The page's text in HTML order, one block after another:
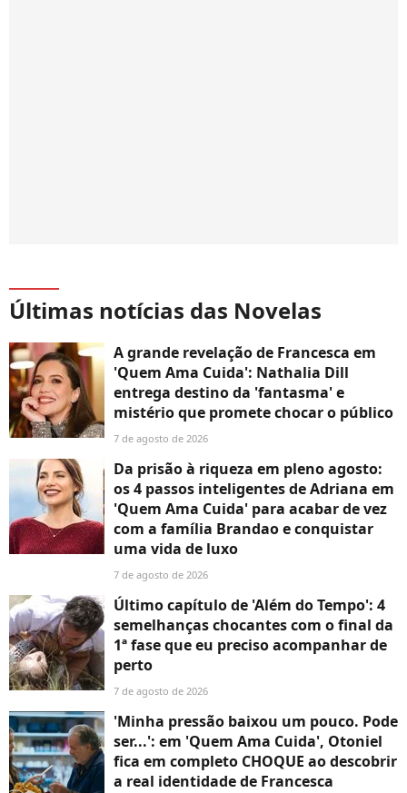
Últimas notícias das Novelas
A grande revelação de Francesca em
'Quem Ama Cuida': Nathalia Dill
entrega destino da 'fantasma' e
mistério que promete chocar o público
7 de agosto de 2026
Da prisão à riqueza em pleno agosto:
os 4 passos inteligentes de Adriana em
'Quem Ama Cuida' para acabar de vez
com a família Brandao e conquistar
uma vida de luxo
7 de agosto de 2026
Último capítulo de 'Além do Tempo': 4
semelhanças chocantes com o final da
1ª fase que eu preciso acompanhar de
perto
7 de agosto de 2026
'Minha pressão baixou um pouco. Pode
ser...': em 'Quem Ama Cuida', Otoniel
fica em completo CHOQUE ao descobrir
a real identidade de Francesca